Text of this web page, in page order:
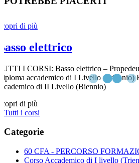
di più
elettrico
I CORSI: Basso elettrico –
accademico di I Livello (Triennio)
di II Livello (Biennio)
di più
Tutti i corsi
Categorie
60 CFA - PERCORSO
Corso Accademico di I livello